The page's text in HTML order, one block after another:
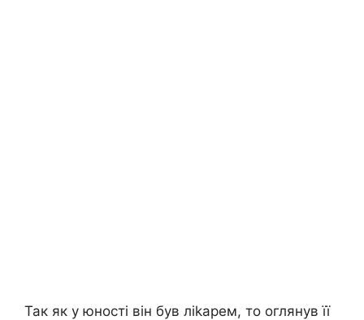
Так як у юності він був ліkарем, то оглянув її